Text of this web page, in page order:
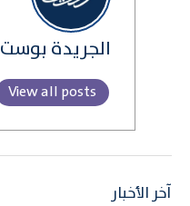
الجريدة بوست
View all posts
آخر الأخبار